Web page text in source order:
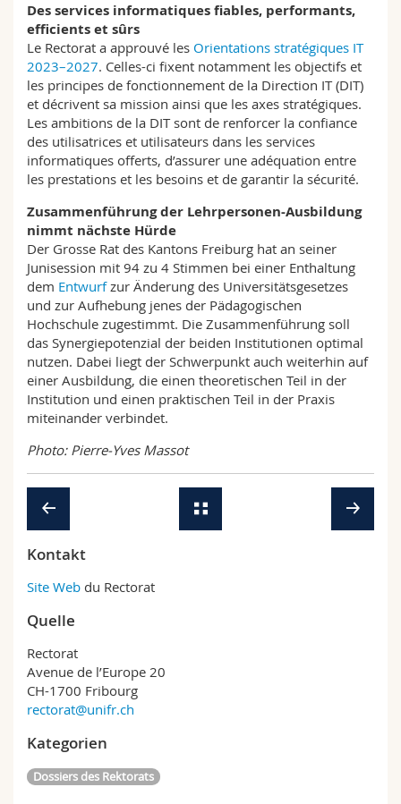
Des services informatiques fiables, performants,
efficients et sûrs
Le Rectorat a approuvé les Orientations stratégiques IT
2023–2027. Celles-ci fixent notamment les objectifs et
les principes de fonctionnement de la Direction IT (DIT)
et décrivent sa mission ainsi que les axes stratégiques.
Les ambitions de la DIT sont de renforcer la confiance
des utilisatrices et utilisateurs dans les services
informatiques offerts, d’assurer une adéquation entre
les prestations et les besoins et de garantir la sécurité.
Zusammenführung der Lehrpersonen-Ausbildung
nimmt nächste Hürde
Der Grosse Rat des Kantons Freiburg hat an seiner
Junisession mit 94 zu 4 Stimmen bei einer Enthaltung
dem Entwurfzur Änderung des Universitätsgesetzes
und zur Aufhebung jenes der Pädagogischen
Hochschule zugestimmt. Die Zusammenführung soll
das Synergiepotenzial der beiden Institutionen optimal
nutzen. Dabei liegt der Schwerpunkt auch weiterhin auf
einer Ausbildung, die einen theoretischen Teil in der
Institution und einen praktischen Teil in der Praxis
miteinander verbindet.
Photo: Pierre-Yves Massot
Kontakt
Site Web du Rectorat
Quelle
Rectorat
Avenue de l’Europe 20
CH-1700 Fribourg
rectorat@unifr.ch
Kategorien
Dossiers des Rektorats